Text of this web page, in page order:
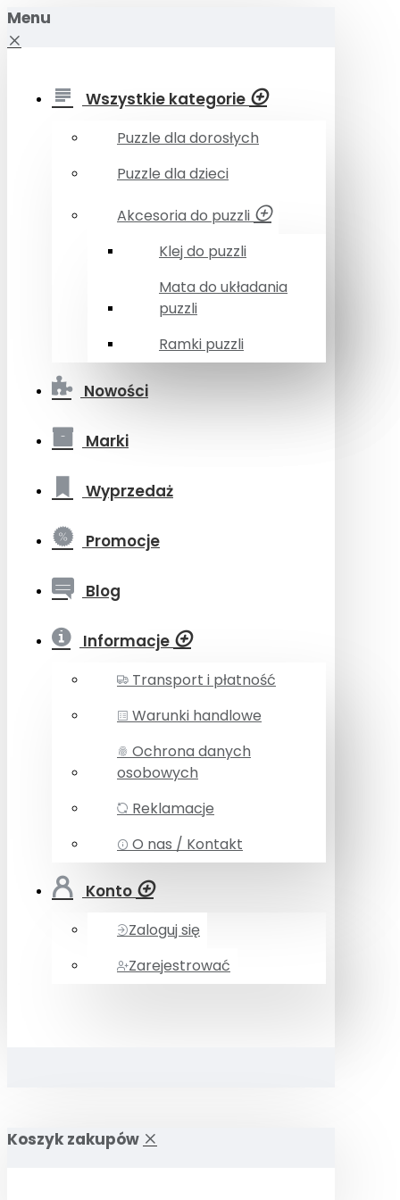
Menu
Wszystkie kategorie
Puzzle dla dorosłych
Puzzle dla dzieci
Akcesoria do puzzli
Klej do puzzli
Mata do układania
puzzli
Ramki puzzli
Nowości
Marki
Wyprzedaż
Promocje
Blog
Informacje
Transport i płatność
Warunki handlowe
Ochrona danych
osobowych
Reklamacje
O nas / Kontakt
Konto
Zaloguj się
Zarejestrować
Koszyk zakupów